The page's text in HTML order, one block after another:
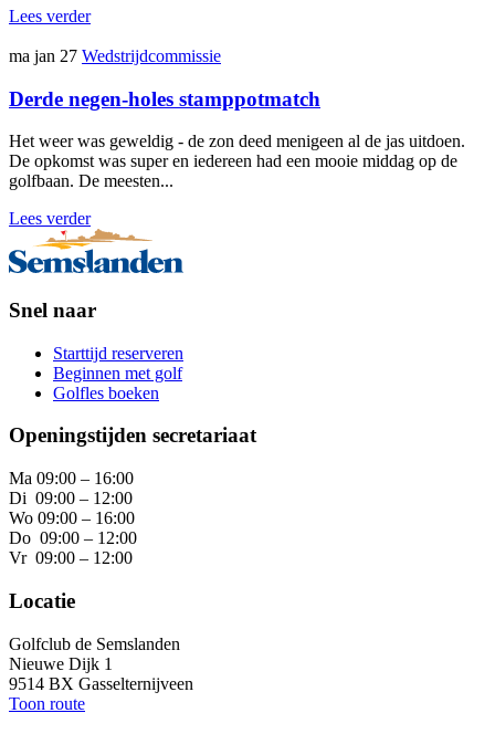
Lees verder
ma jan 27 Wedstrijdcommissie
Derde negen-holes stamppotmatch
Het weer was geweldig - de zon deed menigeen al de jas uitdoen.
De opkomst was super en iedereen had een mooie middag op de
golfbaan. De meesten...
Lees verder
Snel naar
Starttijd reserveren
Beginnen met golf
Golfles boeken
Openingstijden secretariaat
Ma 09:00 – 16:00
Di 09:00 – 12:00
Wo 09:00 – 16:00
Do 09:00 – 12:00
Vr 09:00 – 12:00
Locatie
Golfclub de Semslanden
Nieuwe Dijk 1
9514 BX Gasselternijveen
Toon route